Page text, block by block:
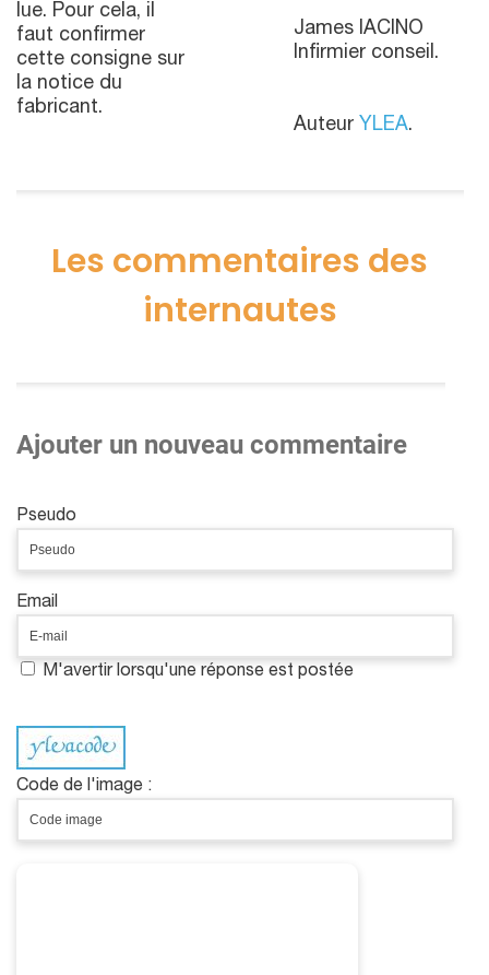
lue. Pour cela, il
faut confirmer
cette consigne sur
la notice du
fabricant.
James IACINO
Infirmier conseil.
Auteur YLEA.
Les commentaires des
internautes
Ajouter un nouveau commentaire
Pseudo
Email
M'avertir lorsqu'une réponse est postée
Code de l'image :